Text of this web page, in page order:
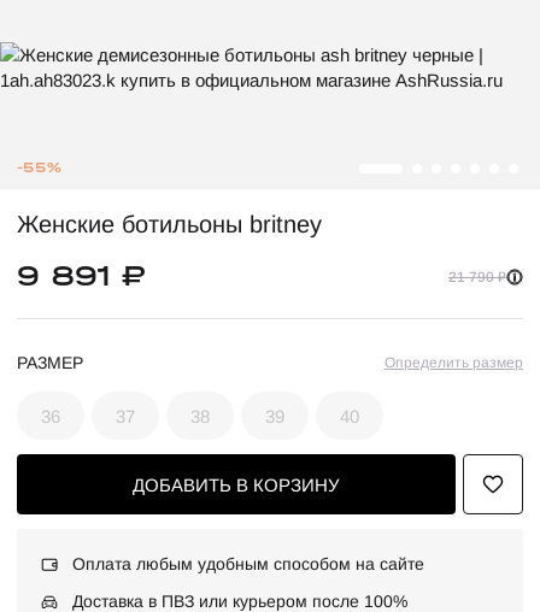
-55%
Женские ботильоны britney
9 891 ₽ 21 790 ₽
РАЗМЕР Определить размер
36 37 38 39 40
ДОБАВИТЬ В КОРЗИНУ
Оплата любым удобным способом на сайте
Доставка в ПВЗ или курьером после 100%